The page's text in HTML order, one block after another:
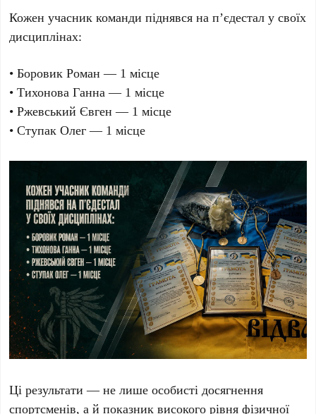
Кожен учасник команди піднявся на п’єдестал у своїх
дисциплінах:
• Боровик Роман — 1 місце
• Тихонова Ганна — 1 місце
• Ржевський Євген — 1 місце
• Ступак Олег — 1 місце
Ці результати — не лише особисті досягнення
спортсменів, а й показник високого рівня фізичної